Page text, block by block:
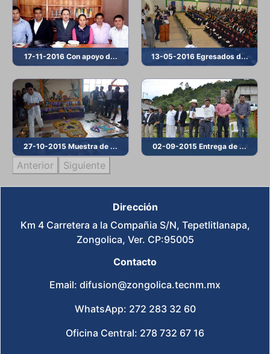
17-11-2016 Con apoyo d... 13-05-2016 Egresados d...
27-10-2015 Muestra de ... 02-09-2015 Entrega de ...
Anterior Siguiente
Dirección
Km 4 Carretera a la Compañia S/N, Tepetlitlanapa,
Zongolica, Ver. CP:95005
Contacto
Email: difusion@zongolica.tecnm.mx
WhatsApp: 272 283 32 60
Oficina Central: 278 732 67 16